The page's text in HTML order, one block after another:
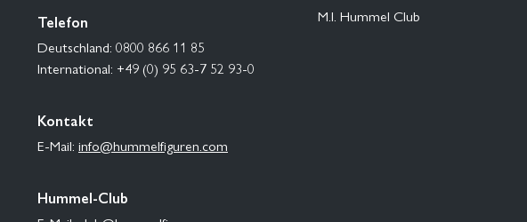
Telefon
Deutschland: 0800 866 11 85
International: +49 (0) 95 63-7 52 93-0
Kontakt
E-Mail: info@hummelfiguren.com
Hummel-Club
M.I. Hummel Club